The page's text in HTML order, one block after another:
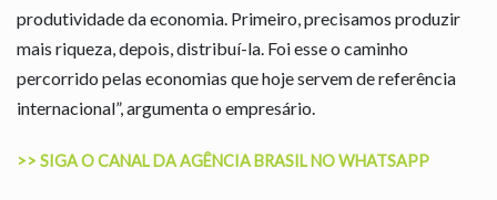
produtividade da economia. Primeiro, precisamos produzir
mais riqueza, depois, distribuí-la. Foi esse o caminho
percorrido pelas economias que hoje servem de referência
internacional”, argumenta o empresário.
>> SIGA O CANAL DA AGÊNCIA BRASIL NO WHATSAPP